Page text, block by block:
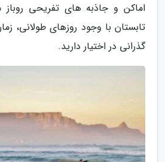
اماکن و جاذبه های تفریحی
تابستان با وجود روزهای طولانی،
گذرانی در اختیار دارید.